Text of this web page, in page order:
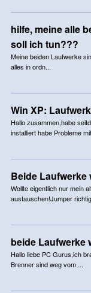
hilfe, meine alle
soll ich tun???
Meine beiden Laufwerke
alles in ordn...
Win XP:
Hallo zusammen,habe
installiert habe Probleme
Beide Laufwerke
Wollte eigentlich nur mein
austauschen!Jumper
beide Laufwerke
Hallo liebe PC Gurus,ich
Brenner sind weg vom ...